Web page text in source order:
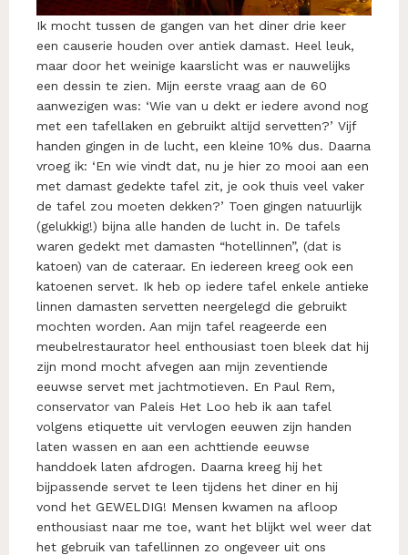
Ik mocht tussen de gangen van het diner drie keer
een causerie houden over antiek damast. Heel leuk,
maar door het weinige kaarslicht was er nauwelijks
een dessin te zien. Mijn eerste vraag aan de 60
aanwezigen was: ‘Wie van u dekt er iedere avond nog
met een tafellaken en gebruikt altijd servetten?’ Vijf
handen gingen in de lucht, een kleine 10% dus. Daarna
vroeg ik: ‘En wie vindt dat, nu je hier zo mooi aan een
met damast gedekte tafel zit, je ook thuis veel vaker
de tafel zou moeten dekken?’ Toen gingen natuurlijk
(gelukkig!) bijna alle handen de lucht in. De tafels
waren gedekt met damasten “hotellinnen”, (dat is
katoen) van de cateraar. En iedereen kreeg ook een
katoenen servet. Ik heb op iedere tafel enkele antieke
linnen damasten servetten neergelegd die gebruikt
mochten worden. Aan mijn tafel reageerde een
meubelrestaurator heel enthousiast toen bleek dat hij
zijn mond mocht afvegen aan mijn zeventiende
eeuwse servet met jachtmotieven. En Paul Rem,
conservator van Paleis Het Loo heb ik aan tafel
volgens etiquette uit vervlogen eeuwen zijn handen
laten wassen en aan een achttiende eeuwse
handdoek laten afdrogen. Daarna kreeg hij het
bijpassende servet te leen tijdens het diner en hij
vond het GEWELDIG! Mensen kwamen na afloop
enthousiast naar me toe, want het blijkt wel weer dat
het gebruik van tafellinnen zo ongeveer uit ons